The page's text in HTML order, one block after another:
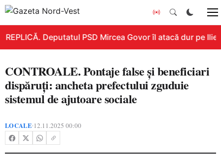
REPLICĂ. Deputatul PSD Mircea Govor îl atacă dur pe
CONTROALE. Pontaje false și beneficiari
dispăruți: ancheta prefectului zguduie
sistemul de ajutoare sociale
LOCALE•12.11.2025 00:00